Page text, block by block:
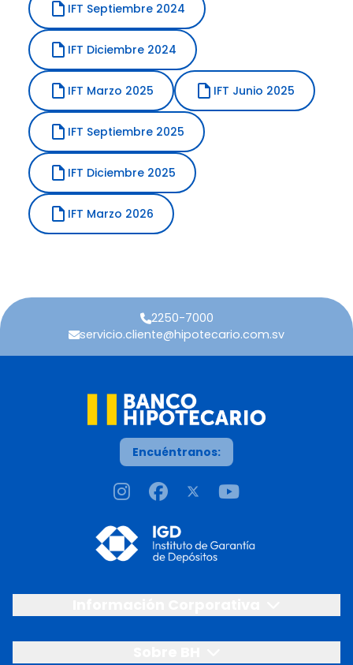
IFT Septiembre 2024
IFT Diciembre 2024
IFT Marzo 2025 IFT Junio 2025
IFT Septiembre 2025
IFT Diciembre 2025
IFT Marzo 2026
2250-7000
servicio.cliente@hipotecario.com.sv
Encuéntranos: